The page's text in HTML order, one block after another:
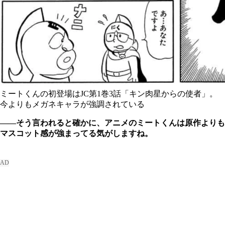
ミートくんの初登場はJC第1巻3話「キン肉星からの使者」。
今よりもメガネキャラが強調されている
――そう言われると確かに、アニメのミートくんは原作よりも
マスコット感が強まってる気がしますね。